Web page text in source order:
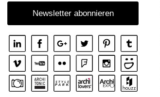
KOMMODE IOTA WALL V
KOMMODE LINEA
KOMMODE LINEA HI
KOMMODE MENA F
KOMMODE PYRA
KOMMODE PYRA TV
Newsletter abonnieren